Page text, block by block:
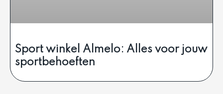
Sport winkel Almelo: Alles voor jouw
sportbehoeften